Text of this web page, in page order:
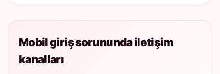
Mobil giriş sorununda iletişim
kanalları